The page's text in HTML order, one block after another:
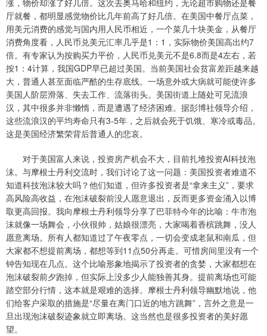
涨，物价却涨了好几倍。这次去奥马哈和纽约，无论超市购物还是餐
厅就餐，都明显感觉物价比几年前高了好几倍。在美国中餐厅点菜，
用美元消费的感觉与国内用人民币相近，一个菜几十块美金，从餐厅
消费角度看，人民币兑美元汇率几乎是1：1，实际物价美国高出约7
倍。有专家认为按购买力平价，人民币兑美元不是6.8而是4左右，若
按1：4计算，我国GDP早已超过美国。当前美国社会贫富差距越来越
大，普通人甚至面临严酷的生存底线。一场意外或大病就可能使许多
美国人阶层滑落、失去工作、流落街头。美国街道上随处可见流浪
汉，其中很多并非懒惰，而是遭遇了经济困难。据彭博社领导介绍，
这些流浪汉的平均寿命只有3-5年，之后就会死于饥饿、寒冷或毒品。
这是美国经济繁荣背后普通人的悲哀。
对于美国富人来说，投资房产机会不大，目前扎堆投资AI科技泡
沫。与摩根士丹利交流时，我们讨论了这一问题：美国投资者难道不
知道科技泡沫较大吗？他们知道，但许多投资者是“拿来主义”，要求
高风险高收益，在泡沫破裂前没人愿意退出，反而更多资金涌入以博
取更高回报。我向摩根士丹利领导分享了巴菲特今年的比喻：牛市泡
沫就像一场舞会，小伙很帅，姑娘很漂亮，大家喝着香槟跳舞，没人
愿意离场。所有人都知道过了午夜零点，一切会变成老鼠和南瓜，但
大家都不想提前离场，都想等到11点50分再走。可惜房间里没有一个
钟告知现在几点。这个比喻形象地揭示了投资者的贪婪，大家都想在
泡沫破裂前夕跑掉，但实际上没多少人能独善其身。提前离场也可能
踏空部分行情，这本就是艰难的选择。摩根士丹利领导幽默地说，他
们给客户采取的措施是“尽量在离门口近的地方跳舞”，言外之意是一
旦出现泡沫破裂迹象就立即离场。这当然也是很多投资者的美好愿
望。